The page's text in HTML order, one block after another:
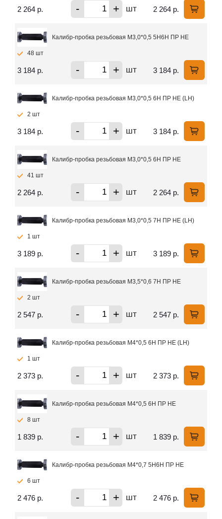
2 264 р. - + шт 2 264 р.
Калибр-пробка резьбовая М3,0*0,5 5Н6Н ПР НЕ
48 шт
3 184 р. - + шт 3 184 р.
Калибр-пробка резьбовая М3,0*0,5 6Н ПР НЕ (LH)
2 шт
3 184 р. - + шт 3 184 р.
Калибр-пробка резьбовая М3,0*0,5 6Н ПР НЕ
41 шт
2 264 р. - + шт 2 264 р.
Калибр-пробка резьбовая М3,0*0,5 7Н ПР НЕ (LH)
1 шт
3 189 р. - + шт 3 189 р.
Калибр-пробка резьбовая М3,5*0,6 7Н ПР НЕ
2 шт
2 547 р. - + шт 2 547 р.
Калибр-пробка резьбовая М4*0,5 6Н ПР НЕ (LH)
1 шт
2 373 р. - + шт 2 373 р.
Калибр-пробка резьбовая М4*0,5 6Н ПР НЕ
8 шт
1 839 р. - + шт 1 839 р.
Калибр-пробка резьбовая М4*0,7 5Н6Н ПР НЕ
6 шт
2 476 р. - + шт 2 476 р.